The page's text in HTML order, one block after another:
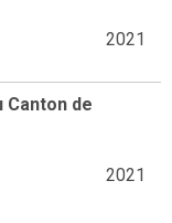
2021
Canton de
2021